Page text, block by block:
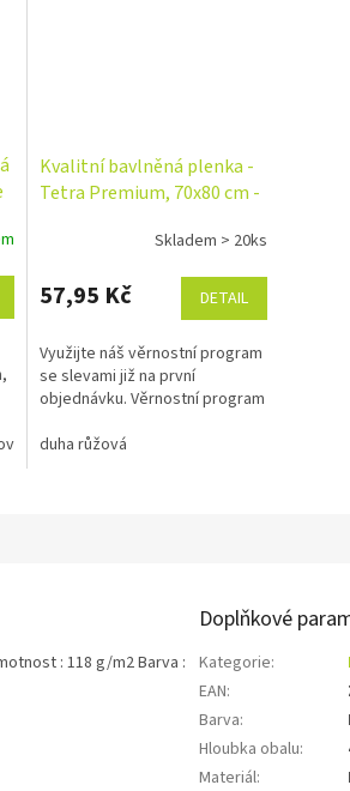
mátová
Kvalitní bavlněná plenka -
Tetra Premium, 70x80 cm -
produktu
z
5
hvězdiček.
Skladem > 20ks
57,95 Kč DETAIL
Využijte náš věrnostní program
se slevami již na první
objednávku. Věrnostní program
duha růžová
: 118 g/m2 Barva :
Doplňkové
Kategorie:
EAN:
Barva:
Hloubka obalu:
Materiál: